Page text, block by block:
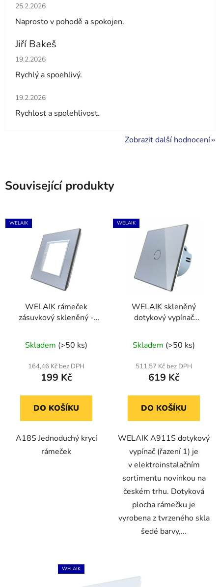
Hodnocení obchodu je 5 z 5 hvězdiček.
25.2.2026
Naprosto v pohodě a spokojen.
Jiří Bakeš
Hodnocení obchodu je 5 z 5 hvězdiček.
19.2.2026
Rychlý a spoehlivý.
Hodnocení obchodu je 5 z 5 hvězdiček.
19.2.2026
Rychlost a spolehlivost.
Zobrazit další hodnocení
Související produkty
WELAIK
WELAIK rámeček
zásuvkový skleněný -
Skladem (>50 ks)
164,46 Kč bez DPH
199 Kč
DO KOŠÍKU
A18S Jednoduchý krycí
rámeček
WELAIK
WELAIK skleněný
dotykový vypínač
Skladem (>50 ks)
511,57 Kč bez DPH
619 Kč
DO KOŠÍKU
WELAIK A911S dotykový
vypínač (řazení 1) je
v elektroinstalačním
sortimentu novinkou na
českém trhu. Dotyková
plocha rámečku je
vyrobena z tvrzeného skla
šedé barvy,...
WELAIK